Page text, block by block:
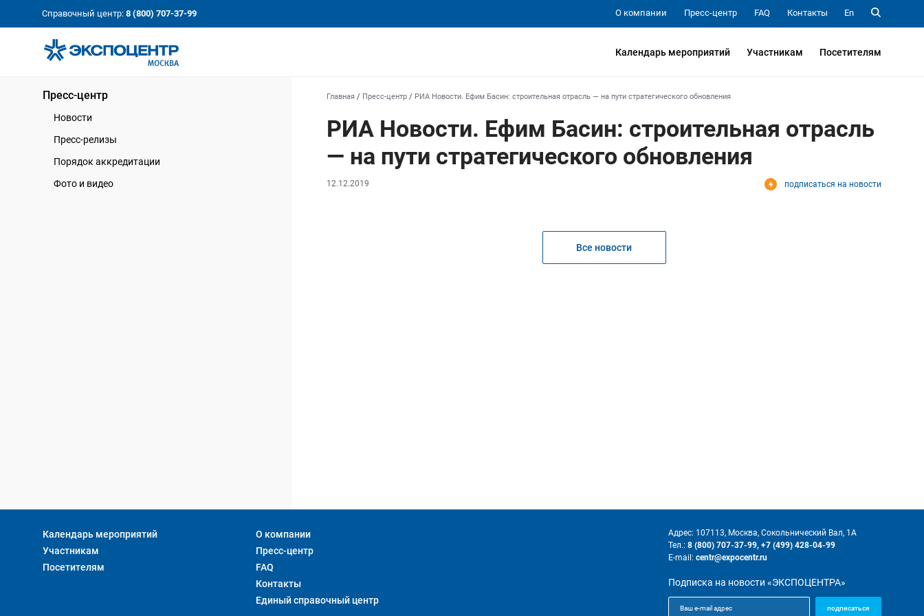
Shows:
a Key to Your Success
выставки вашего успеха
Справочный центр: 8 (800) 707-37-99 О компании Пресс-центр FAQ Контакты En
Календарь мероприятий Участникам Посетителям
Пресс-центр
Новости
Пресс-релизы
Порядок аккредитации
Фото и видео
Главная / Пресс-центр / РИА Новости. Ефим Басин: строительная отрасль — на пути стратегического обновления
РИА Новости. Ефим Басин: строительная отрасль
— на пути стратегического обновления
12.12.2019 подписаться на новости
Все новости
Календарь мероприятий
Участникам
Посетителям
О компании
Пресс-центр
FAQ
Контакты
Единый справочный центр
Адрес: 107113, Москва, Сокольнический Вал, 1А
Тел.: 8 (800) 707-37-99, +7 (499) 428-04-99
E-mail: centr@expocentr.ru
Подписка на новости «ЭКСПОЦЕНТРА»
подписаться